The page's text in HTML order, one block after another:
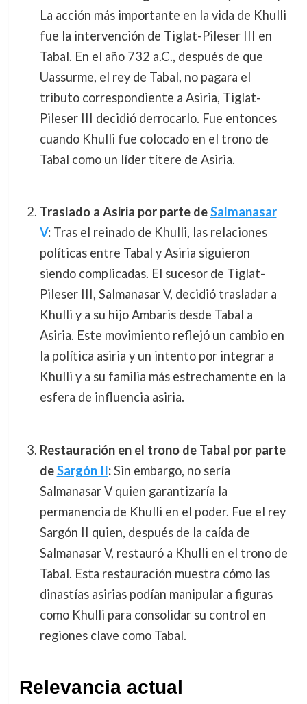
La acción más importante en la vida de Khulli
fue la intervención de Tiglat-Pileser III en
Tabal. En el año 732 a.C., después de que
Uassurme, el rey de Tabal, no pagara el
tributo correspondiente a Asiria, Tiglat-
Pileser III decidió derrocarlo. Fue entonces
cuando Khulli fue colocado en el trono de
Tabal como un líder títere de Asiria.
Traslado a Asiria por parte deSalmanasar
V:Tras el reinado de Khulli, las relaciones
políticas entre Tabal y Asiria siguieron
siendo complicadas. El sucesor de Tiglat-
Pileser III, Salmanasar V, decidió trasladar a
Khulli y a su hijo Ambaris desde Tabal a
Asiria. Este movimiento reflejó un cambio en
la política asiria y un intento por integrar a
Khulli y a su familia más estrechamente en la
esfera de influencia asiria.
Restauración en el trono de Tabal por parte
deSargón II:Sin embargo, no sería
Salmanasar V quien garantizaría la
permanencia de Khulli en el poder. Fue el rey
Sargón II quien, después de la caída de
Salmanasar V, restauró a Khulli en el trono de
Tabal. Esta restauración muestra cómo las
dinastías asirias podían manipular a figuras
como Khulli para consolidar su control en
regiones clave como Tabal.
Relevancia actual